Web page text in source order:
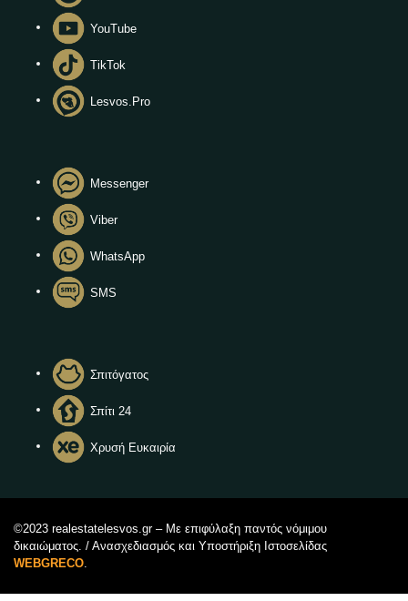
YouTube
TikTok
Lesvos.Pro
Messenger
Viber
WhatsApp
SMS
Σπιτόγατος
Σπίτι 24
Χρυσή Ευκαιρία
©2023 realestatelesvos.gr – Με επιφύλαξη παντός νόμιμου
δικαιώματος. / Ανασχεδιασμός και Υποστήριξη Ιστοσελίδας
WEBGRECO.